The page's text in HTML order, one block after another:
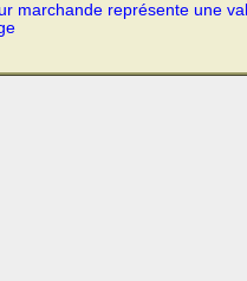
marchande représente une